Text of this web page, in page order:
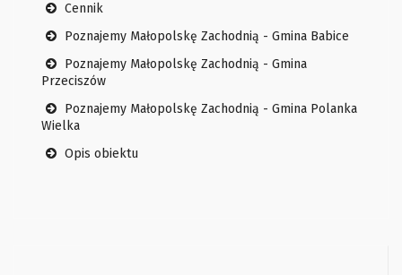
Cennik
Poznajemy Małopolskę Zachodnią - Gmina Babice
Poznajemy Małopolskę Zachodnią - Gmina
Przeciszów
Poznajemy Małopolskę Zachodnią - Gmina Polanka
Wielka
Opis obiektu